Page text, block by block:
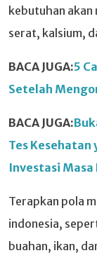
kebutuhan
serat, kalsium,
BACA JUGA:5
Setelah
BACA JUGA:
Tes Kesehatan
Investasi Masa
Terapkan pola
indonesia,
buahan, ikan,